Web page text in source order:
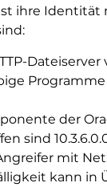
ihre Identität
Dateiserver
der
10.3.6.0.0,
mit
kann in